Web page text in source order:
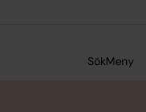
SökMeny